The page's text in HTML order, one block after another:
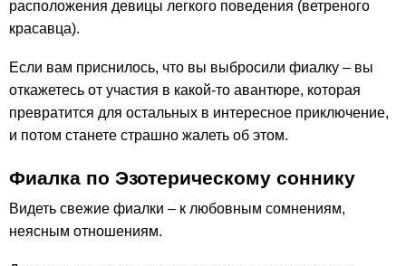
расположения девицы легкого поведения (ветреного
красавца).
Если вам приснилось, что вы выбросили фиалку – вы
откажетесь от участия в какой-то авантюре, которая
превратится для остальных в интересное приключение,
и потом станете страшно жалеть об этом.
Фиалка по Эзотерическому соннику
Видеть свежие фиалки – к любовным сомнениям,
неясным отношениям.